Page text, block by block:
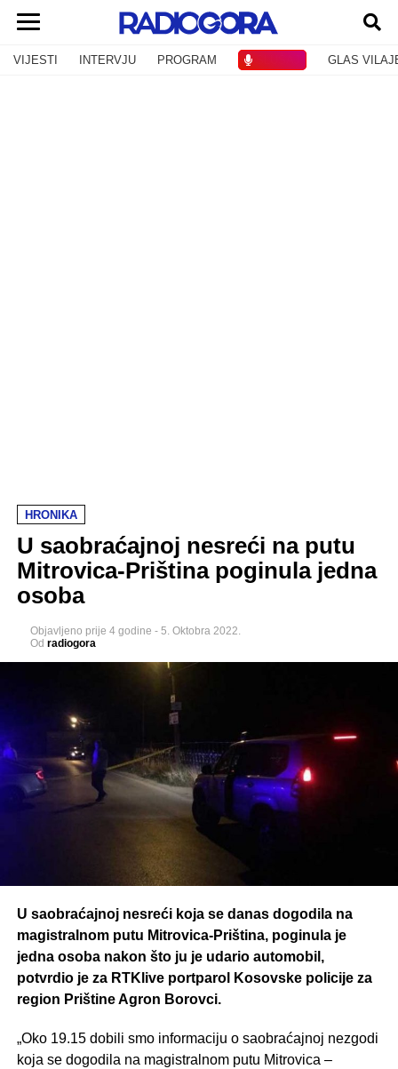
VIJESTI INTERVJU PROGRAM GLAS
HRONIKA
U saobraćajnoj nesreći na putu
Mitrovica-Priština poginula jedna
osoba
Objavljeno prije 4 godine - 5. Oktobra 2022.
Od radiogora
U saobraćajnoj nesreći koja se danas dogodila na
magistralnom putu Mitrovica-Priština, poginula je
jedna osoba nakon što ju je udario automobil,
potvrdio je za RTKlive portparol Kosovske policije za
region Prištine Agron Borovci.
„Oko 19.15 dobili smo informaciju o saobraćajnoj nezgodi
koja se dogodila na magistralnom putu Mitrovica –